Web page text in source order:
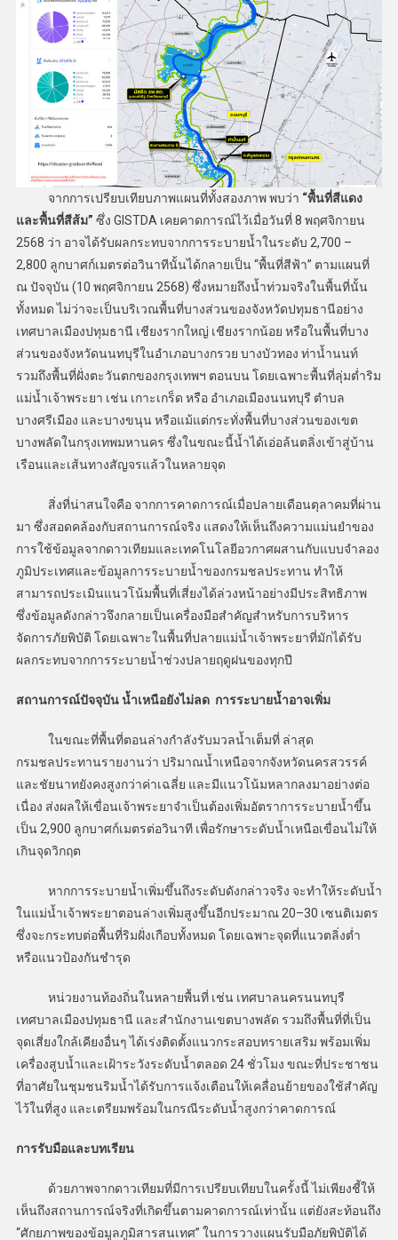
จากการเปรียบเทียบภาพแผนที่ทั้งสองภาพ พบว่า “พื้นที่สีแดง
และพื้นที่สีส้ม” ซึ่ง GISTDA เคยคาดการณ์ไว้เมื่อวันที่ 8 พฤศจิกายน
2568 ว่า อาจได้รับผลกระทบจากการระบายน้ำในระดับ 2,700 –
2,800 ลูกบาศก์เมตรต่อวินาทีนั้นได้กลายเป็น “พื้นที่สีฟ้า” ตามแผนที่
ณ ปัจจุบัน (10 พฤศจิกายน 2568) ซึ่งหมายถึงน้ำท่วมจริงในพื้นที่นั้น
ทั้งหมด ไม่ว่าจะเป็นบริเวณพื้นที่บางส่วนของจังหวัดปทุมธานีอย่าง
เทศบาลเมืองปทุมธานี เชียงรากใหญ่ เชียงรากน้อย หรือในพื้นที่บาง
ส่วนของจังหวัดนนทบุรีในอำเภอบางกรวย บางบัวทอง ท่าน้ำนนท์
รวมถึงพื้นที่ฝั่งตะวันตกของกรุงเทพฯ ตอนบน โดยเฉพาะพื้นที่ลุ่มต่ำริม
แม่น้ำเจ้าพระยา เช่น เกาะเกร็ด หรือ อำเภอเมืองนนทบุรี ตำบล
บางศรีเมือง และบางขนุน หรือแม้แต่กระทั่งพื้นที่บางส่วนของเขต
บางพลัดในกรุงเทพมหานคร ซึ่งในขณะนี้น้ำได้เอ่อล้นตลิ่งเข้าสู่บ้าน
เรือนและเส้นทางสัญจรแล้วในหลายจุด
สิ่งที่น่าสนใจคือ จากการคาดการณ์เมื่อปลายเดือนตุลาคมที่ผ่าน
มา ซึ่งสอดคล้องกับสถานการณ์จริง แสดงให้เห็นถึงความแม่นยำของ
การใช้ข้อมูลจากดาวเทียมและเทคโนโลยีอวกาศผสานกับแบบจำลอง
ภูมิประเทศและข้อมูลการระบายน้ำของกรมชลประทาน ทำให้
สามารถประเมินแนวโน้มพื้นที่เสี่ยงได้ล่วงหน้าอย่างมีประสิทธิภาพ
ซึ่งข้อมูลดังกล่าวจึงกลายเป็นเครื่องมือสำคัญสำหรับการบริหาร
จัดการภัยพิบัติ โดยเฉพาะในพื้นที่ปลายแม่น้ำเจ้าพระยาที่มักได้รับ
ผลกระทบจากการระบายน้ำช่วงปลายฤดูฝนของทุกปี
สถานการณ์ปัจจุบัน น้ำเหนือยังไม่ลด การระบายน้ำอาจเพิ่ม
ในขณะที่พื้นที่ตอนล่างกำลังรับมวลน้ำเต็มที่ ล่าสุด
กรมชลประทานรายงานว่า ปริมาณน้ำเหนือจากจังหวัดนครสวรรค์
และชัยนาทยังคงสูงกว่าค่าเฉลี่ย และมีแนวโน้มหลากลงมาอย่างต่อ
เนื่อง ส่งผลให้เขื่อนเจ้าพระยาจำเป็นต้องเพิ่มอัตราการระบายน้ำขึ้น
เป็น 2,900 ลูกบาศก์เมตรต่อวินาที เพื่อรักษาระดับน้ำเหนือเขื่อนไม่ให้
เกินจุดวิกฤต
หากการระบายน้ำเพิ่มขึ้นถึงระดับดังกล่าวจริง จะทำให้ระดับน้ำ
ในแม่น้ำเจ้าพระยาตอนล่างเพิ่มสูงขึ้นอีกประมาณ 20–30 เซนติเมตร
ซึ่งจะกระทบต่อพื้นที่ริมฝั่งเกือบทั้งหมด โดยเฉพาะจุดที่แนวตลิ่งต่ำ
หรือแนวป้องกันชำรุด
หน่วยงานท้องถิ่นในหลายพื้นที่ เช่น เทศบาลนครนนทบุรี
เทศบาลเมืองปทุมธานี และสำนักงานเขตบางพลัด รวมถึงพื้นที่ที่เป็น
จุดเสี่ยงใกล้เคียงอื่นๆ ได้เร่งติดตั้งแนวกระสอบทรายเสริม พร้อมเพิ่ม
เครื่องสูบน้ำและเฝ้าระวังระดับน้ำตลอด 24 ชั่วโมง ขณะที่ประชาชน
ที่อาศัยในชุมชนริมน้ำได้รับการแจ้งเตือนให้เคลื่อนย้ายของใช้สำคัญ
ไว้ในที่สูง และเตรียมพร้อมในกรณีระดับน้ำสูงกว่าคาดการณ์
การรับมือและบทเรียน
ด้วยภาพจากดาวเทียมที่มีการเปรียบเทียบในครั้งนี้ ไม่เพียงชี้ให้
เห็นถึงสถานการณ์จริงที่เกิดขึ้นตามคาดการณ์เท่านั้น แต่ยังสะท้อนถึง
“ศักยภาพของข้อมูลภูมิสารสนเทศ” ในการวางแผนรับมือภัยพิบัติได้